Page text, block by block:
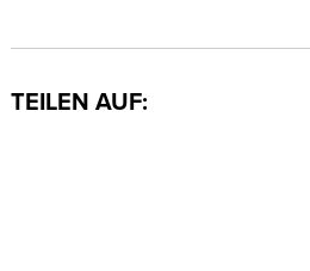
TEILEN AUF: